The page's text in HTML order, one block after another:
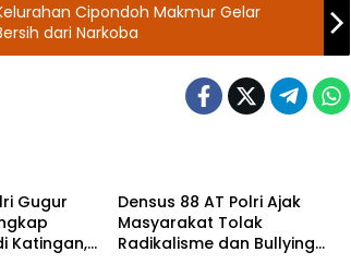
Cipondoh Makmur Gelar
dari Narkoba
Gugur
Katingan,
Densus 88 AT Polri Ajak
Masyarakat Tolak
Radikalisme dan Bullying
DPR RI